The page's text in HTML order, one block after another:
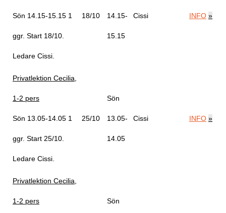
Sön 14.15-15.15 1
ggr. Start 18/10
Ledare Cissi
18/10 14.15-
15.15
Cissi INFO »
Privatlektion Cecilia,
1-2 pers
Sön 13.05-14.05 1
ggr. Start 25/10
Ledare Cissi
25/10
Sön
13.05-
14.05
Cissi INFO »
Privatlektion Cecilia,
1-2 pers Sön